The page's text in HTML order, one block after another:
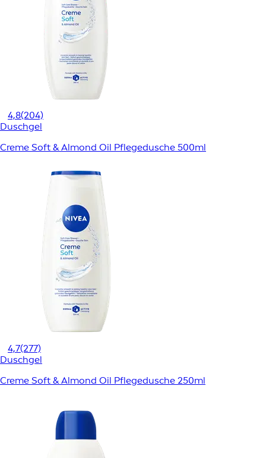
4,8(204)
Duschgel
Creme Soft & Almond Oil Pflegedusche 500ml
4,7(277)
Duschgel
Creme Soft & Almond Oil Pflegedusche 250ml